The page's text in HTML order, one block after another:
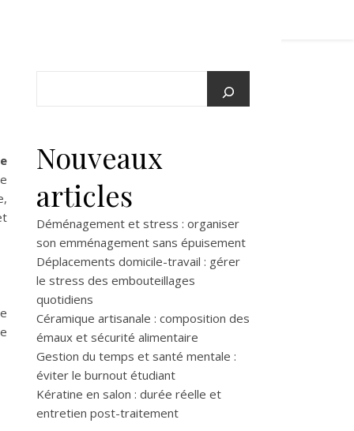
Nouveaux
articles
Déménagement et stress : organiser
son emménagement sans épuisement
Déplacements domicile-travail : gérer
le stress des embouteillages
quotidiens
Céramique artisanale : composition des
émaux et sécurité alimentaire
Gestion du temps et santé mentale :
éviter le burnout étudiant
Kératine en salon : durée réelle et
entretien post-traitement